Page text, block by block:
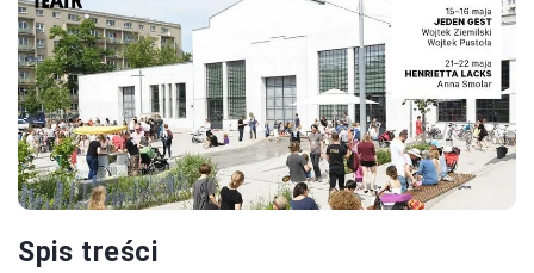
Spis treści